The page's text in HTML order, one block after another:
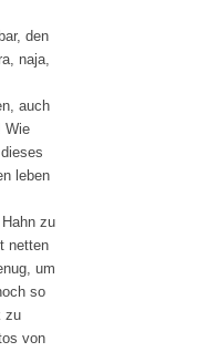
den
naja,
auch
Wie
leben
zu
netten
um
so
zu
von